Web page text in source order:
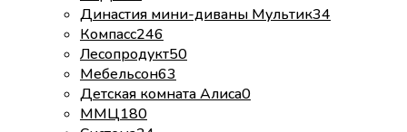
Династия мини-диваны Мультик34
Компасс246
Лесопродукт50
Мебельсон63
Детская комната Алиса0
ММЦ180